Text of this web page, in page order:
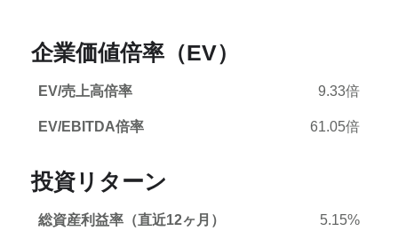
企業価値倍率（EV）
EV/売上高倍率 9.33倍
EV/EBITDA倍率 61.05倍
投資リターン
総資産利益率（直近12ヶ月） 5.15%